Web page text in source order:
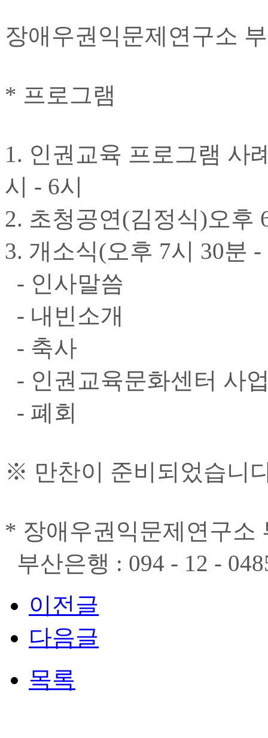
장애우권익문제연구소
* 프로그램
1. 인권교육 프로그램 사
시 - 6시
2. 초청공연(김정식)오후
3. 개소식(오후 7시 30분 -
- 인사말씀
- 내빈소개
- 축사
- 인권교육문화센터 사
- 폐회
※ 만찬이 준비되었습니
* 장애우권익문제연구소
부산은행 : 094 - 12 -
이전글
다음글
목록